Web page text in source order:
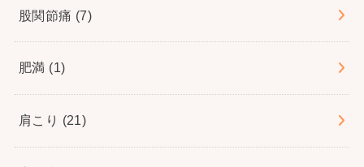
股関節痛 (7)
肥満 (1)
肩こり (21)